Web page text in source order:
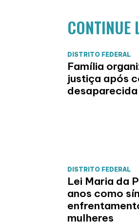
CONTINUE
DISTRITO FEDERAL
Família
justiça após
DISTRITO FEDERAL
Lei Maria da
anos como
mulheres